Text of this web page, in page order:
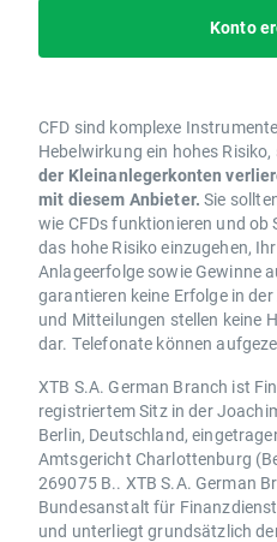
Konto
CFD sind komplexe
Hebelwirkung ein hohes
der Kleinanlegerkonten
mit diesem Anbieter. Sie
wie CFDs funktionieren und ob
das hohe Risiko einzugehen,
Anlageerfolge sowie Gewinne
garantieren keine Erfolge in
und Mitteilungen stellen keine
dar. Telefonate können
XTB S.A. German Branch ist
registriertem Sitz in der
Berlin, Deutschland,
Amtsgericht Charlottenburg
269075 B.. XTB S.A. German
Bundesanstalt für
und unterliegt grundsätzlich